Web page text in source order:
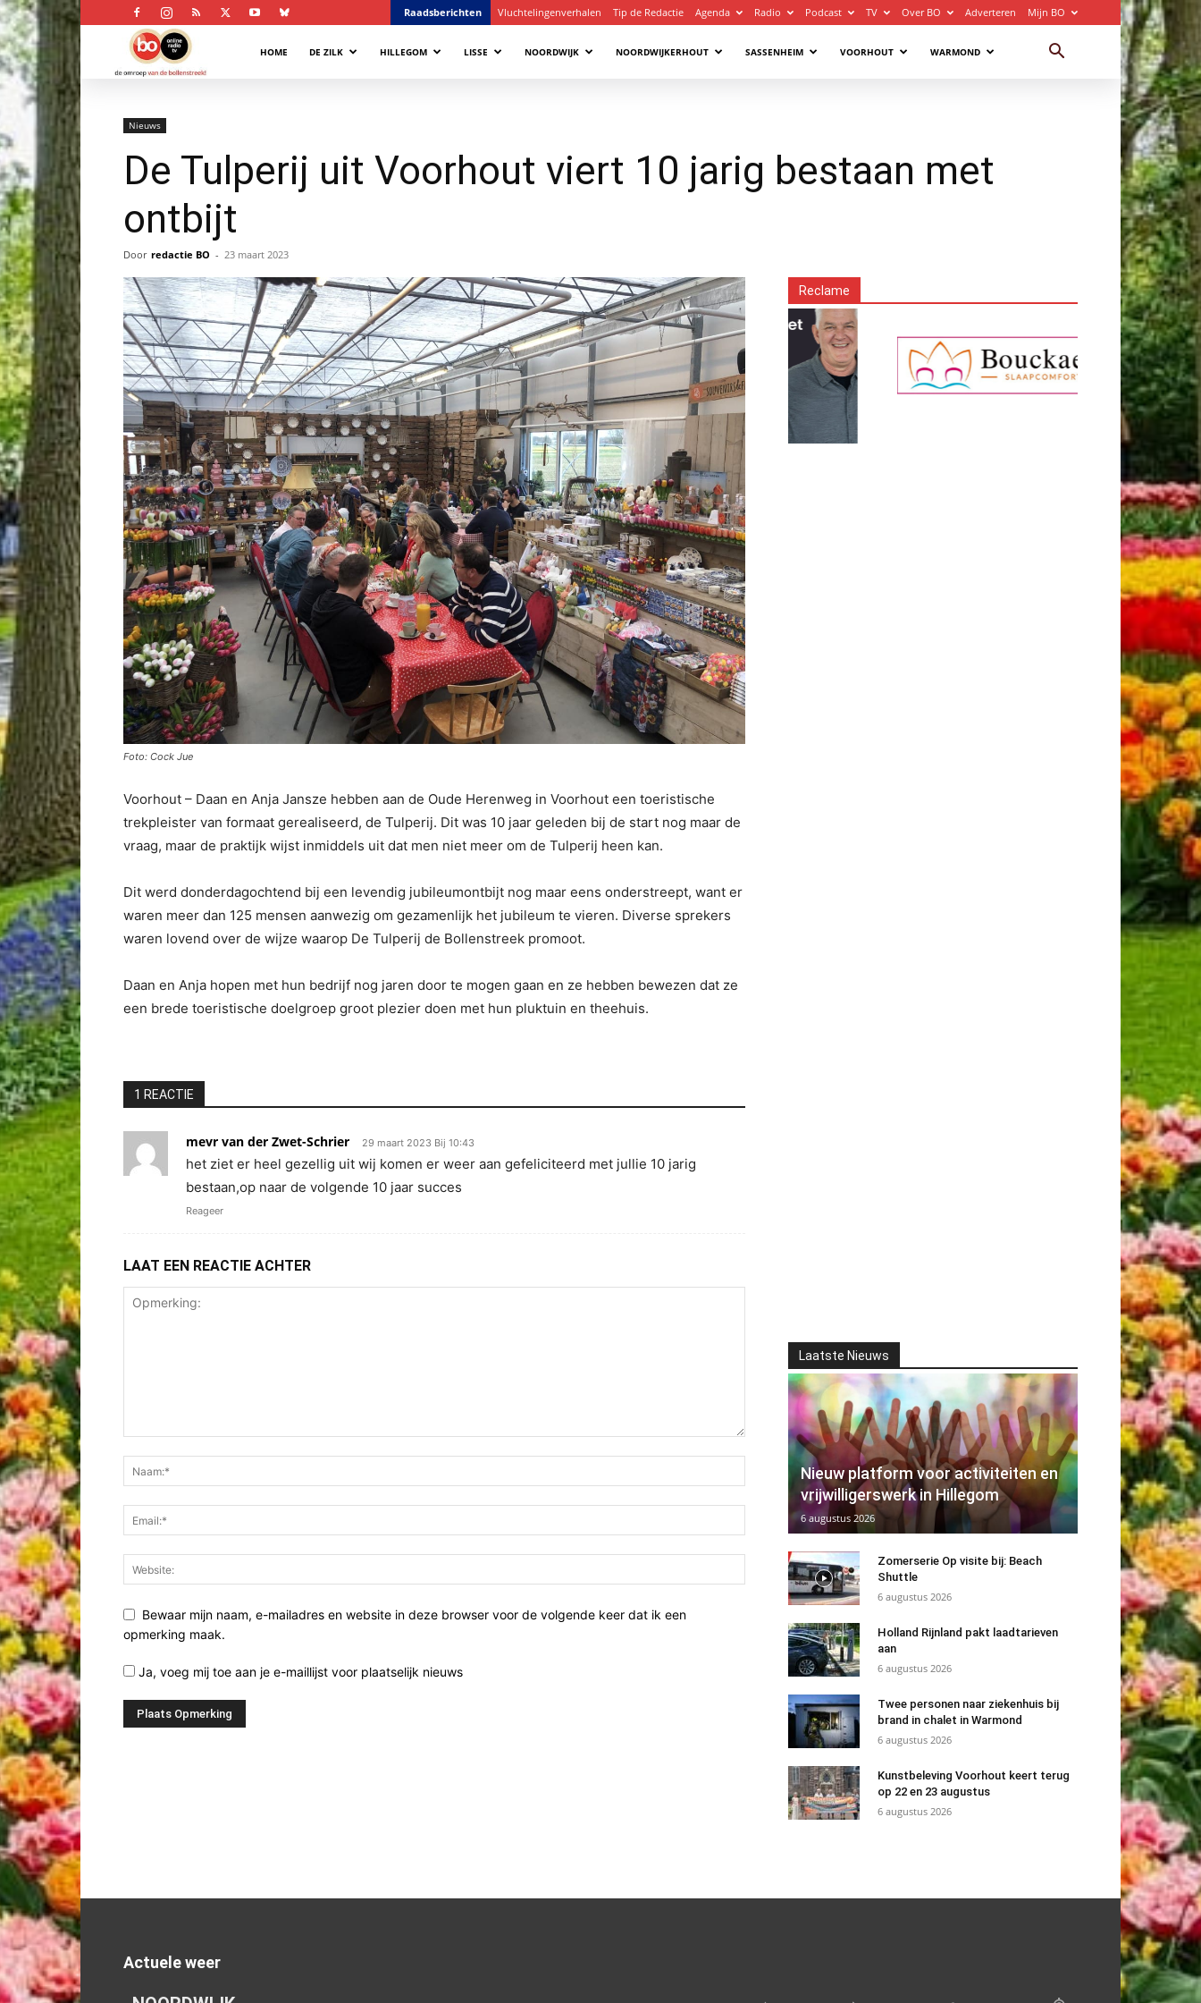
Raadsberichten Vluchtelingenverhalen Tip de Redactie Agenda Radio Podcast TV Over BO Adverteren Mijn BO
Bollenstreek
HOME DE ZILK HILLEGOM LISSE NOORDWIJK NOORDWIJKERHOUT SASSENHEIM VOORHOUT WARMOND
Nieuws
De Tulperij uit Voorhout viert 10 jarig bestaan met
ontbijt
Door redactie BO - 23 maart 2023
Foto: Cock Jue
Voorhout – Daan en Anja Jansze hebben aan de Oude Herenweg in Voorhout een toeristische
trekpleister van formaat gerealiseerd, de Tulperij. Dit was 10 jaar geleden bij de start nog maar de
vraag, maar de praktijk wijst inmiddels uit dat men niet meer om de Tulperij heen kan.
Dit werd donderdagochtend bij een levendig jubileumontbijt nog maar eens onderstreept, want er
waren meer dan 125 mensen aanwezig om gezamenlijk het jubileum te vieren. Diverse sprekers
waren lovend over de wijze waarop De Tulperij de Bollenstreek promoot.
Daan en Anja hopen met hun bedrijf nog jaren door te mogen gaan en ze hebben bewezen dat ze
een brede toeristische doelgroep groot plezier doen met hun pluktuin en theehuis.
1 REACTIE
mevr van der Zwet-Schrier 29 maart 2023 Bij 10:43
het ziet er heel gezellig uit wij komen er weer aan gefeliciteerd met jullie 10 jarig
bestaan,op naar de volgende 10 jaar succes
Reageer
LAAT EEN REACTIE ACHTER
Bewaar mijn naam, e-mailadres en website in deze browser voor de volgende keer dat ik een
opmerking maak.
Ja, voeg mij toe aan je e-maillijst voor plaatselijk nieuws
Reclame
Laatste Nieuws
Nieuw platform voor activiteiten en
vrijwilligerswerk in Hillegom
6 augustus 2026
Zomerserie Op visite bij: Beach
Shuttle
6 augustus 2026
Holland Rijnland pakt laadtarieven
aan
6 augustus 2026
Twee personen naar ziekenhuis bij
brand in chalet in Warmond
6 augustus 2026
Kunstbeleving Voorhout keert terug
op 22 en 23 augustus
6 augustus 2026
Actuele weer